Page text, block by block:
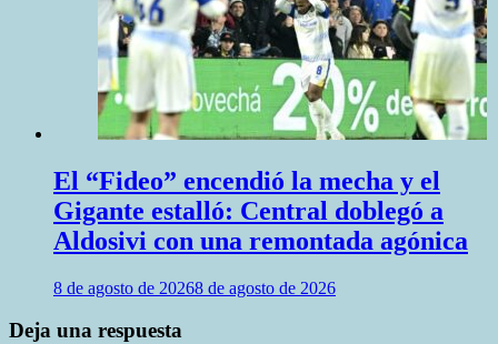
El “Fideo” encendió la mecha y el
Gigante estalló: Central doblegó a
Aldosivi con una remontada agónica
8 de agosto de 20268 de agosto de 2026
Deja una respuesta